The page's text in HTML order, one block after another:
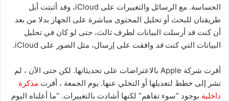
الحساسة. مع الرسائل والتغييرات على iCloud، وقد أثبتت أبل
طريقتان للبحث أو تحليل المحتوى مباشرة على الجهاز بدلا من بعد
أن كنت قد أرسلت البيانات لطرف ثالث، حتى لو كان في تحليل
البيانات التي كنتقد وافقت على إرسال، مثل الصور على iCloud.
أقرت شركة Apple بالاعتراضات على تحديثاتها. لكن حتى الآن ، لم
تشر إلى خطط لتعديلها أو التخلي عنها. يوم الجمعة ، أقرت مذكرة
داخلية بوجود “سوء تفاهم” لكنها أشادت بالتغييرات. “ما أعلناه اليوم